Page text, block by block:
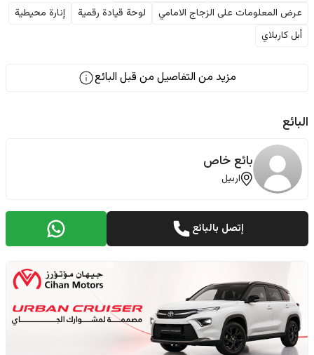
عرض المعلومات على الزجاج الامامي
لوحة قيادة رقمية
إنارة محيطية
أبل كاربلاي
مزيد من التفاصيل من قبل البائع
البائع
بائع خاص
اربيل
إتصل بالبائع